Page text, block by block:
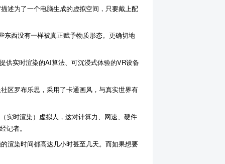
述为了一个电脑生成的虚拟空间，只要戴上配
西没有一样被真正赋予物质形态。更确切地
供实时渲染的AI算法、可沉浸式体验的VR设备
区罗布乐思，采用了卡通画风，与真实世界有
实时渲染）虚拟人，这对计算力、网速、硬件
记者。
渲染时间都高达几小时甚至几天。而如果想要